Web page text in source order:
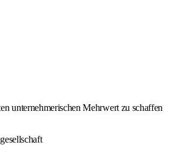
unternehmerischen Mehrwert zu schaffen